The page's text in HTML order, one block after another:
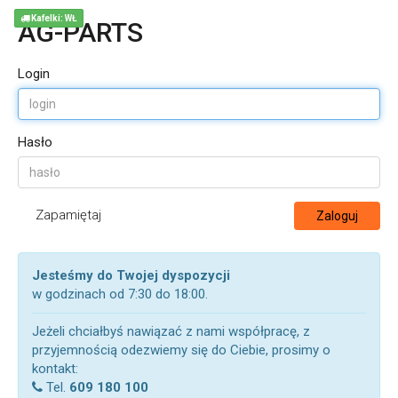
AG-PARTS
Login
Hasło
Zapamiętaj Zaloguj
Jesteśmy do Twojej dyspozycji
w godzinach od 7:30 do 18:00.
Jeżeli chciałbyś nawiązać z nami współpracę, z
przyjemnością odezwiemy się do Ciebie, prosimy o
kontakt:
Tel. 609 180 100
Kafelki: WŁ